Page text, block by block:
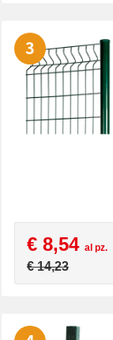
3
€ 8,54 al pz.
€ 14,23